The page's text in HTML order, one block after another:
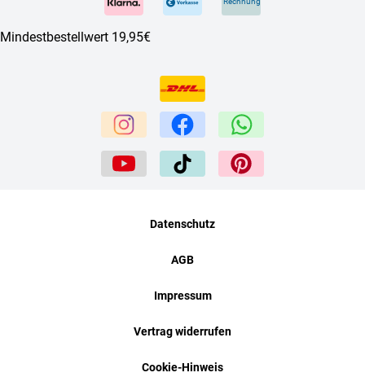
Mindestbestellwert 19,95€
Datenschutz
AGB
Impressum
Vertrag widerrufen
Cookie-Hinweis